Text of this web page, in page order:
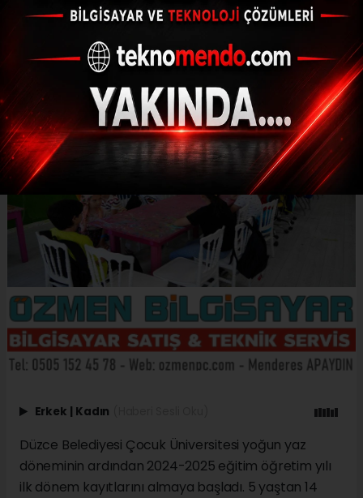
Düzce’de 7 Ekim’de başlıyor
ABONE OL
Erkek | Kadın
Düzce Belediyesi Çocuk Üniversitesi yoğun yaz
döneminin ardından 2024-2025 eğitim öğretim yılı
ilk dönem kayıtlarını almaya başladı. 5 yaştan 14